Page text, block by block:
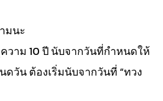
มนะ
วาม 10 ปี นับจากวันที่กำหนดให้
วัน ต้องเริ่มนับจากวันที่ “ทวง